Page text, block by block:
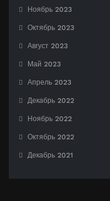
Ноябрь 2023
Октябрь 2023
Август 2023
Май 2023
Апрель 2023
Декабрь 2022
Ноябрь 2022
Октябрь 2022
Декабрь 2021